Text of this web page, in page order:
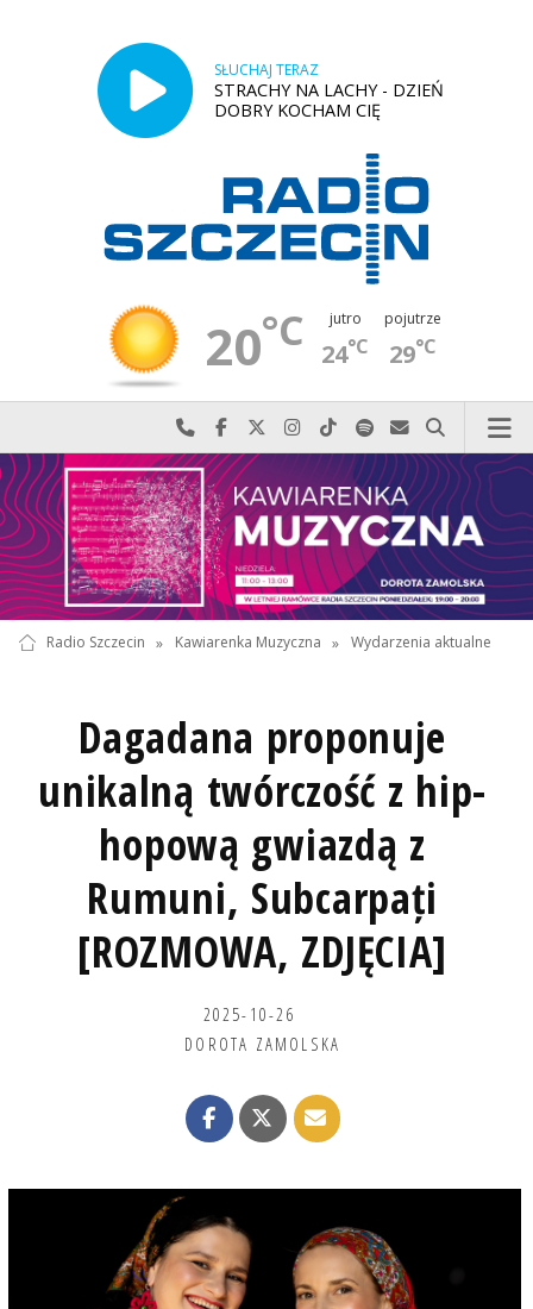
SŁUCHAJ TERAZ
STRACHY NA LACHY - DZIEŃ
DOBRY KOCHAM CIĘ
20°C jutro
24°C
pojutrze
29°C
Najlepiej po prostu do nas zadzwoń
Odwiedź nas na Facebook-u
Odwiedź nas na X
Odwiedź nas na Instagram-ie
Odwiedź nas na TikTok-u
Szukaj nas na Spotify
Wyślij do nas
Szukaj
Radio Szczecin » Kawiarenka Muzyczna » Wydarzenia aktualne
Dagadana proponuje
unikalną twórczość z hip-
hopową gwiazdą z
Rumuni, Subcarpați
[ROZMOWA, ZDJĘCIA]
2025-10-26
DOROTA ZAMOLSKA